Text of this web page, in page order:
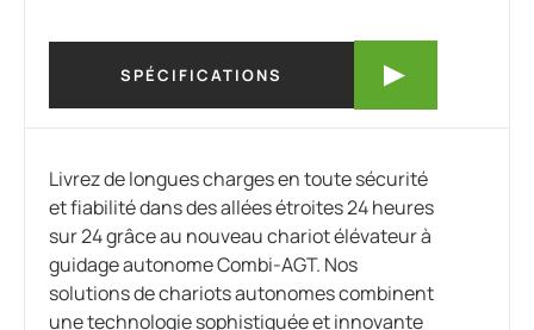
SPÉCIFICATIONS
Livrez de longues charges en toute sécurité
et fiabilité dans des allées étroites 24 heures
sur 24 grâce au nouveau chariot élévateur à
guidage autonome Combi-AGT. Nos
solutions de chariots autonomes combinent
une technologie sophistiquée et innovante